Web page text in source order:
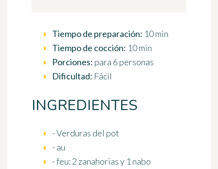
Tiempo de preparación: 10 min
Tiempo de cocción: 10 min
Porciones: para 6 personas
Dificultad: Fácil
INGREDIENTES
- Verduras del pot
- au
- feu: 2 zanahorias y 1 nabo